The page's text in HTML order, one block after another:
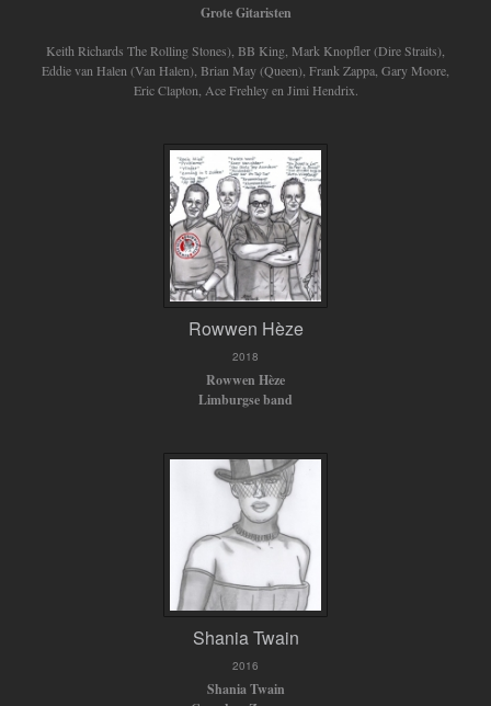
Grote Gitaristen
Keith Richards The Rolling Stones), BB King, Mark Knopfler (Dire Straits),
Eddie van Halen (Van Halen), Brian May (Queen), Frank Zappa, Gary Moore,
Eric Clapton, Ace Frehley en Jimi Hendrix.
Rowwen Hèze
2018
Rowwen Hèze
Limburgse band
Shania Twain
2016
Shania Twain